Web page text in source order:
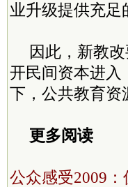
业升级提供充足
因此，新教
开民间资本进入
下，公共教育资
更多阅读
公众感受2009